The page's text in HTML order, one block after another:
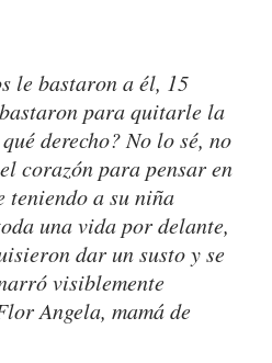
le bastaron a él, 15
para quitarle la
derecho? No lo sé, no
corazón para pensar en
teniendo a su niña
una vida por delante,
dar un susto y se
visiblemente
Angela, mamá de